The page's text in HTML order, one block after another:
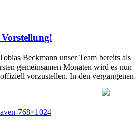
Beckmann unser Team bereits als
gemeinsamen Monaten wird es nun
vorzustellen. In den vergangenen